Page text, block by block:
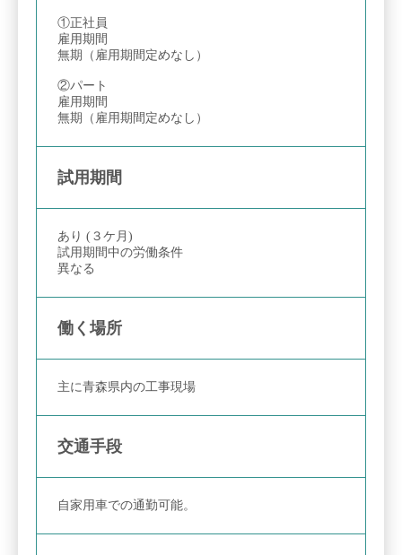
①正社員
雇用期間
無期（雇用期間定めなし）
②パート
雇用期間
無期（雇用期間定めなし）
試用期間
あり (３ケ月)
試用期間中の労働条件
異なる
働く場所
主に青森県内の工事現場
交通手段
自家用車での通勤可能。